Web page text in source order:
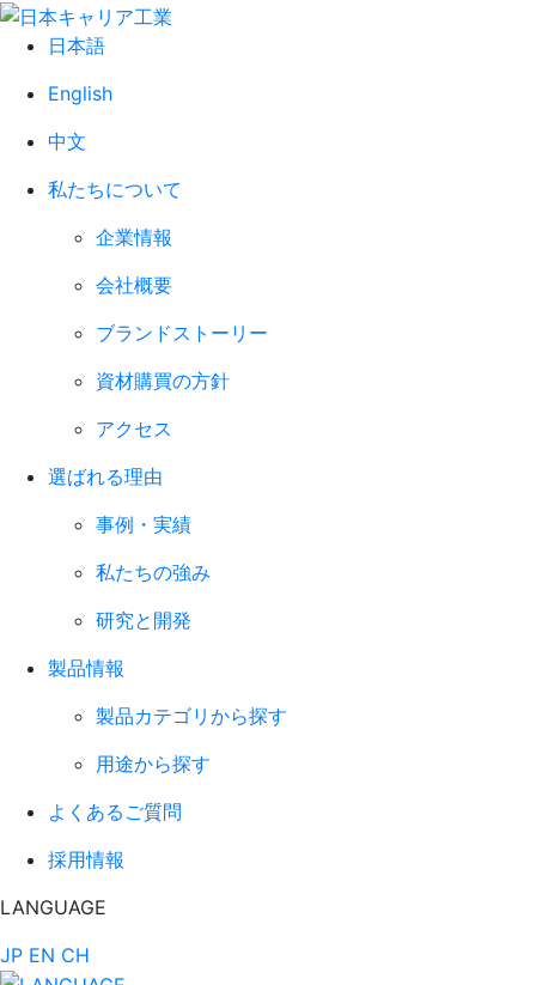
日本語
English
中文
私たちについて
企業情報
会社概要
ブランドストーリー
資材購買の方針
アクセス
選ばれる理由
事例・実績
私たちの強み
研究と開発
製品情報
製品カテゴリから探す
用途から探す
よくあるご質問
採用情報
LANGUAGE
JP EN CH